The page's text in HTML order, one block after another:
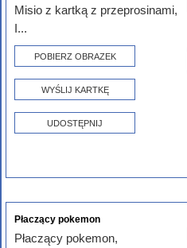
Misio z kartką z przeprosinami,
I...
POBIERZ OBRAZEK
WYŚLIJ KARTKĘ
UDOSTĘPNIJ
Płaczący pokemon
Płaczący pokemon,